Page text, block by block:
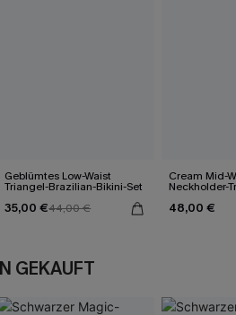
Geblümtes Low-Waist
Triangel-Brazilian-Bikini-Set
35,00 €44,00 €
Cream Mid-
Neckholder-
48,00 €
GEKAUFT